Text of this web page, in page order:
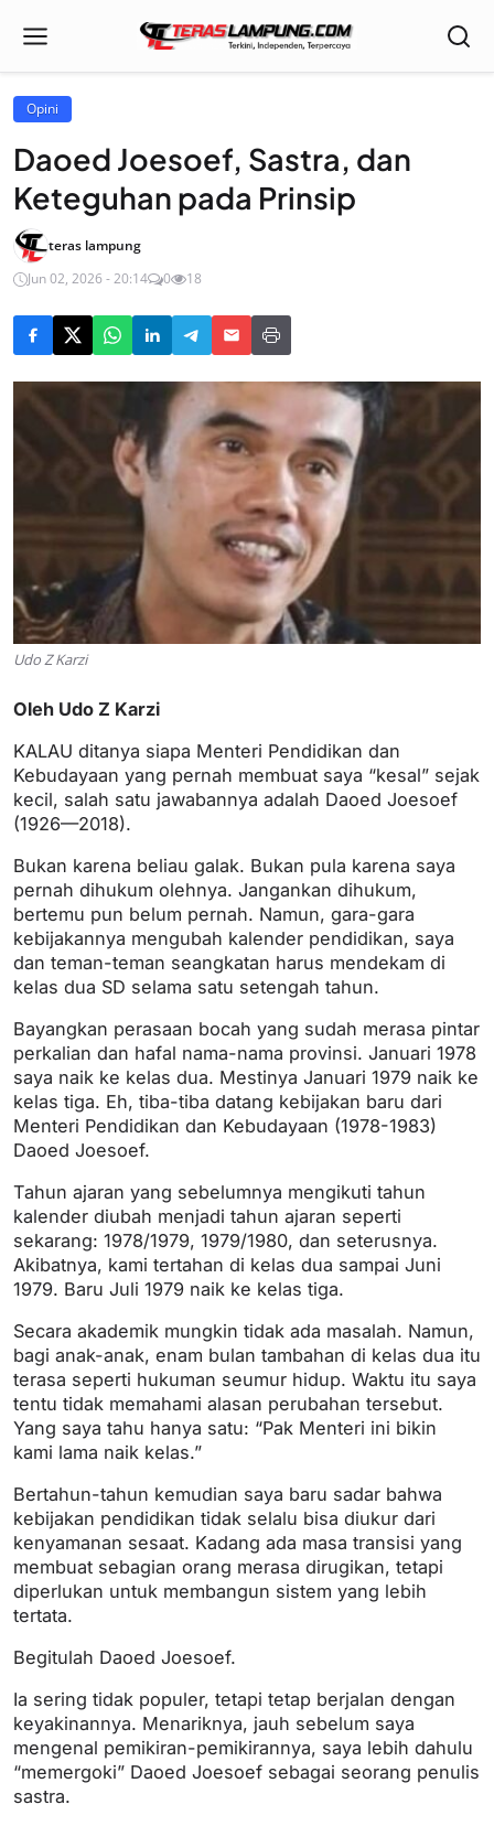
Opini
Daoed Joesoef, Sastra, dan
Keteguhan pada Prinsip
teras lampung
Jun 02, 2026 - 20:14
0 18
Udo Z Karzi
Oleh Udo Z Karzi
KALAU ditanya siapa Menteri Pendidikan dan
Kebudayaan yang pernah membuat saya “kesal” sejak
kecil, salah satu jawabannya adalah Daoed Joesoef
(1926—2018).
Bukan karena beliau galak. Bukan pula karena saya
pernah dihukum olehnya. Jangankan dihukum,
bertemu pun belum pernah. Namun, gara-gara
kebijakannya mengubah kalender pendidikan, saya
dan teman-teman seangkatan harus mendekam di
kelas dua SD selama satu setengah tahun.
Bayangkan perasaan bocah yang sudah merasa pintar
perkalian dan hafal nama-nama provinsi. Januari 1978
saya naik ke kelas dua. Mestinya Januari 1979 naik ke
kelas tiga. Eh, tiba-tiba datang kebijakan baru dari
Menteri Pendidikan dan Kebudayaan (1978-1983)
Daoed Joesoef.
Tahun ajaran yang sebelumnya mengikuti tahun
kalender diubah menjadi tahun ajaran seperti
sekarang: 1978/1979, 1979/1980, dan seterusnya.
Akibatnya, kami tertahan di kelas dua sampai Juni
1979. Baru Juli 1979 naik ke kelas tiga.
Secara akademik mungkin tidak ada masalah. Namun,
bagi anak-anak, enam bulan tambahan di kelas dua itu
terasa seperti hukuman seumur hidup. Waktu itu saya
tentu tidak memahami alasan perubahan tersebut.
Yang saya tahu hanya satu: “Pak Menteri ini bikin
kami lama naik kelas.”
Bertahun-tahun kemudian saya baru sadar bahwa
kebijakan pendidikan tidak selalu bisa diukur dari
kenyamanan sesaat. Kadang ada masa transisi yang
membuat sebagian orang merasa dirugikan, tetapi
diperlukan untuk membangun sistem yang lebih
tertata.
Begitulah Daoed Joesoef.
Ia sering tidak populer, tetapi tetap berjalan dengan
keyakinannya. Menariknya, jauh sebelum saya
mengenal pemikiran-pemikirannya, saya lebih dahulu
“memergoki” Daoed Joesoef sebagai seorang penulis
sastra.